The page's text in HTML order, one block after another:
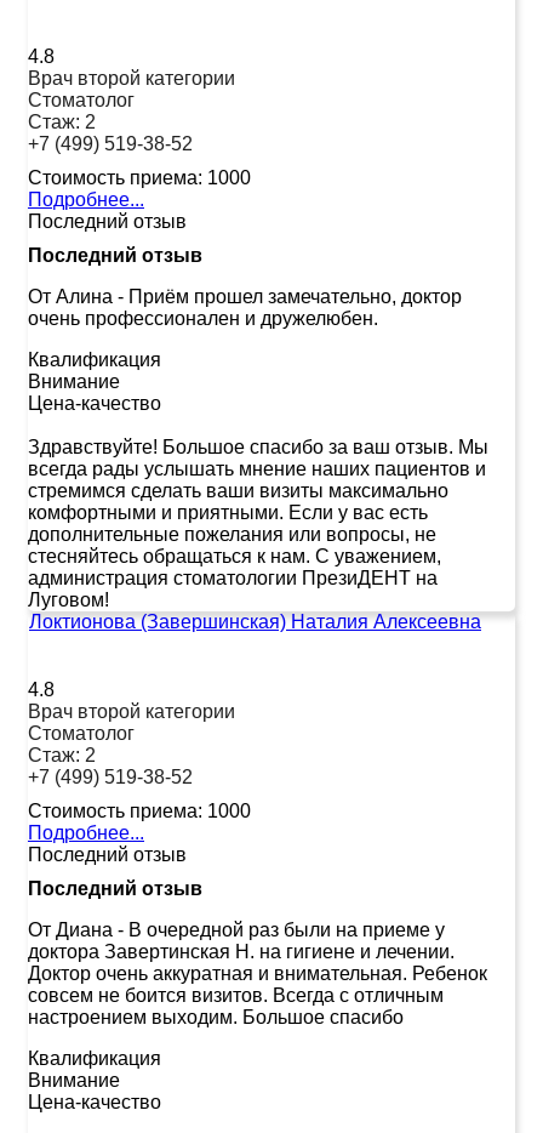
4.8
Врач второй категории
Стоматолог
Стаж: 2
+7 (499) 519-38-52
Стоимость приема: 1000
Подробнее...
Последний отзыв
Последний отзыв
От Алина - Приём прошел замечательно, доктор
очень профессионален и дружелюбен.
Квалификация
Внимание
Цена-качество
Здравствуйте! Большое спасибо за ваш отзыв. Мы
всегда рады услышать мнение наших пациентов и
стремимся сделать ваши визиты максимально
комфортными и приятными. Если у вас есть
дополнительные пожелания или вопросы, не
стесняйтесь обращаться к нам. С уважением,
администрация стоматологии ПрезиДЕНТ на
Луговом!
Локтионова (Завершинская) Наталия Алексеевна
4.8
Врач второй категории
Стоматолог
Стаж: 2
+7 (499) 519-38-52
Стоимость приема: 1000
Подробнее...
Последний отзыв
Последний отзыв
От Диана - В очередной раз были на приеме у
доктора Завертинская Н. на гигиене и лечении.
Доктор очень аккуратная и внимательная. Ребенок
совсем не боится визитов. Всегда с отличным
настроением выходим. Большое спасибо
Квалификация
Внимание
Цена-качество